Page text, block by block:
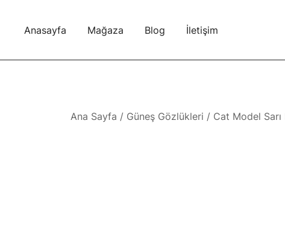
Anasayfa Mağaza Blog İletişim
Ana Sayfa / Güneş Gözlükleri / Cat Model